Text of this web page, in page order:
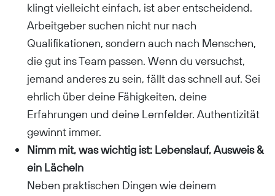
klingt vielleicht einfach, ist aber entscheidend.
Arbeitgeber suchen nicht nur nach
Qualifikationen, sondern auch nach Menschen,
die gut ins Team passen. Wenn du versuchst,
jemand anderes zu sein, fällt das schnell auf. Sei
ehrlich über deine Fähigkeiten, deine
Erfahrungen und deine Lernfelder. Authentizität
gewinnt immer.
Nimm mit, was wichtig ist: Lebenslauf, Ausweis &
ein Lächeln
Neben praktischen Dingen wie deinem